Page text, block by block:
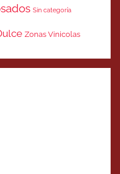
Sin categoría
Zonas Vinicolas